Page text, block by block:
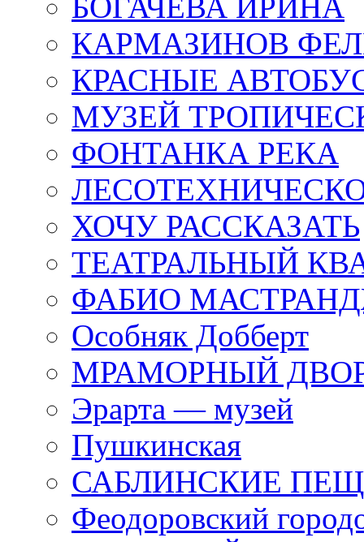
КАРМАЗИНОВ
КРАСНЫЕ
МУЗЕЙ
ФОНТАНКА РЕКА
ХОЧУ РАССКАЗАТЬ
ТЕАТРАЛЬНЫЙ
ФАБИО
Особняк Добберт
МРАМОРНЫЙ
Эрарта — музей
Пушкинская
САБЛИНСКИЕ
Феодоровский